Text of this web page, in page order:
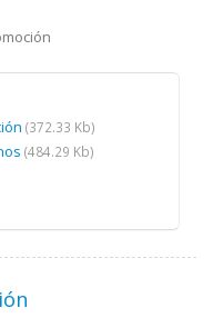
(372.33 Kb)
(484.29 Kb)